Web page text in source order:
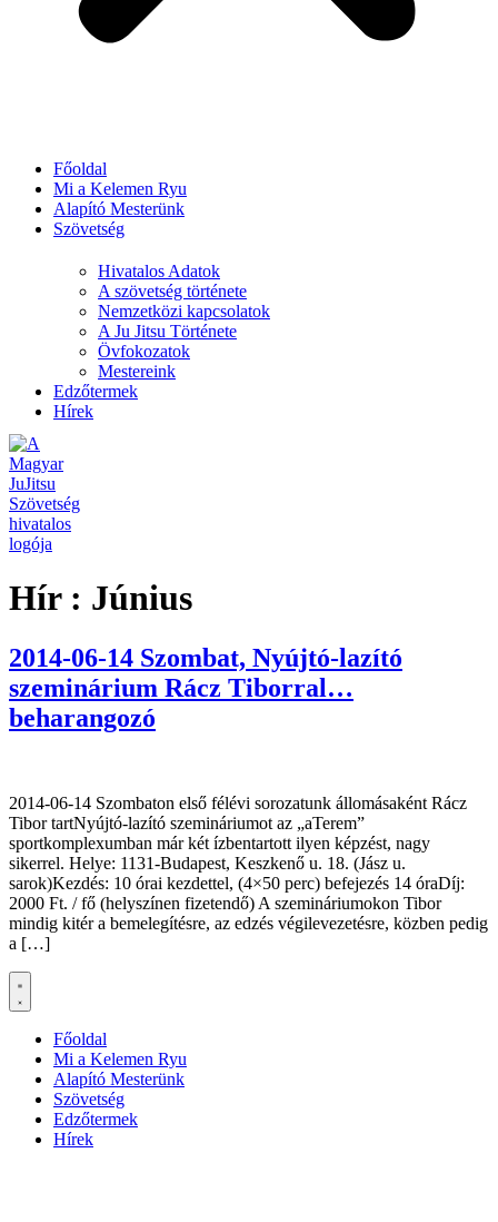
Főoldal
Mi a Kelemen Ryu
Alapító Mesterünk
Szövetség
Hivatalos Adatok
A szövetség története
Nemzetközi kapcsolatok
A Ju Jitsu Története
Övfokozatok
Mestereink
Edzőtermek
Hírek
Hír : Június
2014-06-14 Szombat, Nyújtó-lazító
szeminárium Rácz Tiborral…
beharangozó
2014-06-14 Szombaton első félévi sorozatunk állomásaként Rácz
Tibor tartNyújtó-lazító szemináriumot az „aTerem”
sportkomplexumban már két ízbentartott ilyen képzést, nagy
sikerrel. Helye: 1131-Budapest, Keszkenő u. 18. (Jász u.
sarok)Kezdés: 10 órai kezdettel, (4×50 perc) befejezés 14 óraDíj:
2000 Ft. / fő (helyszínen fizetendő) A szemináriumokon Tibor
mindig kitér a bemelegítésre, az edzés végilevezetésre, közben pedig
a […]
Főoldal
Mi a Kelemen Ryu
Alapító Mesterünk
Szövetség
Edzőtermek
Hírek